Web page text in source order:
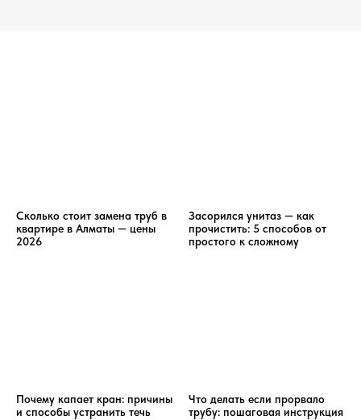
Сколько стоит замена труб в
квартире в Алматы — цены
2026
Засорился унитаз — как
прочистить: 5 способов от
простого к сложному
Почему капает кран: причины
и способы устранить течь
Что делать если прорвало
трубу: пошаговая инструкция